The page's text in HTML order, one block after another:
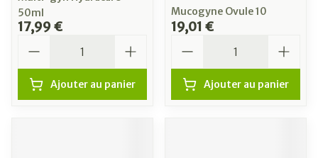
50ml
17,99 €
Ajouter au panier
Mucogyne Ovule 10
19,01 €
Ajouter au panier